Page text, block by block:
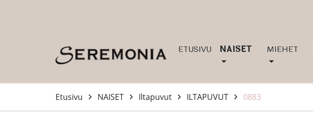
ETUSIVU NAISET MIEHET
Etusivu NAISET Iltapuvut ILTAPUVUT 0883